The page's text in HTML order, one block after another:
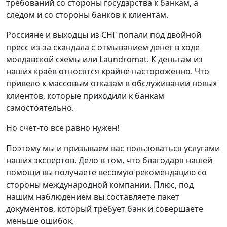
требований со стороны государства к банкам, а
следом и со стороны банков к клиентам.
Россияне и выходцы из СНГ попали под двойной
пресс из-за скандала с отмыванием денег в ходе
молдавской схемы или Laundromat. К деньгам из
наших краёв относятся крайне настороженно. Что
привело к массовым отказам в обслуживании новых
клиентов, которые приходили к банкам
самостоятельно.
Но счет-то всё равно нужен!
Поэтому мы и призываем вас пользоваться услугами
наших экспертов. Дело в том, что благодаря нашей
помощи вы получаете весомую рекомендацию со
стороны международной компании. Плюс, под
нашим наблюдением вы составляете пакет
документов, который требует банк и совершаете
меньше ошибок.